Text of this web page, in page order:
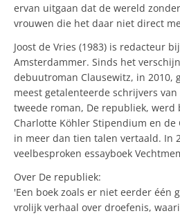
ervan uitgaan dat de wereld
vrouwen die het daar niet direct
Joost de Vries (1983) is redacteur
Amsterdammer. Sinds het
debuutroman Clausewitz, in 2010,
meest getalenteerde schrijvers
tweede roman, De republiek, werd
Charlotte Köhler Stipendium en de
in meer dan tien talen vertaald. In
veelbesproken essayboek
Over De republiek:
'Een boek zoals er niet eerder één
vrolijk verhaal over droefenis,